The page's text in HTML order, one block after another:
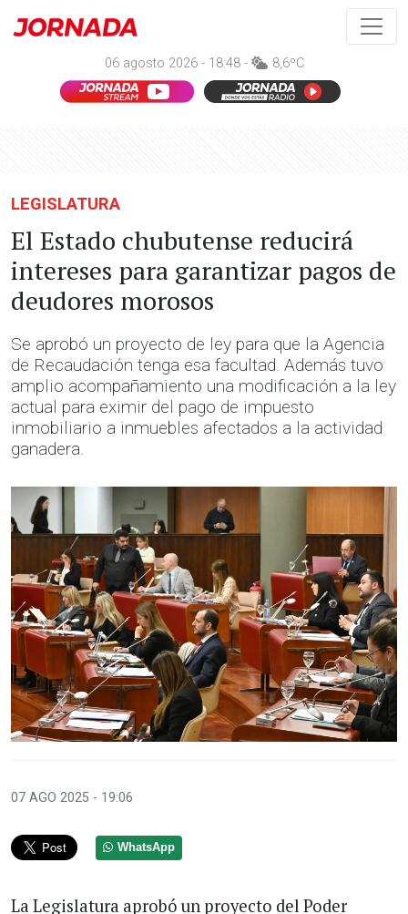
06 agosto 2026 - 18:48 - 8,6ºC
LEGISLATURA
El Estado chubutense reducirá
intereses para garantizar pagos de
deudores morosos
Se aprobó un proyecto de ley para que la Agencia
de Recaudación tenga esa facultad. Además tuvo
amplio acompañamiento una modificación a la ley
actual para eximir del pago de impuesto
inmobiliario a inmuebles afectados a la actividad
ganadera.
07 AGO 2025 - 19:06
WhatsApp
La Legislatura aprobó un proyecto del Poder